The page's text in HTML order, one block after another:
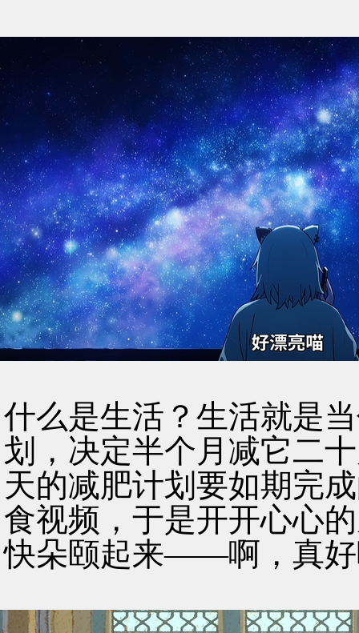
什么是生活？生活就是
划，决定半个月减它二
天的减肥计划要如期完
食视频，于是开开心心
快朵颐起来——啊，真